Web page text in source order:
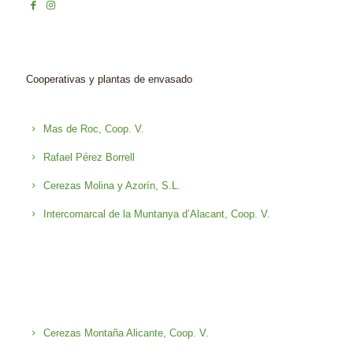
Cooperativas y plantas de envasado
Mas de Roc, Coop. V.
Rafael Pérez Borrell
Cerezas Molina y Azorín, S.L.
Intercomarcal de la Muntanya d’Alacant, Coop. V.
Cerezas Montaña Alicante, Coop. V.